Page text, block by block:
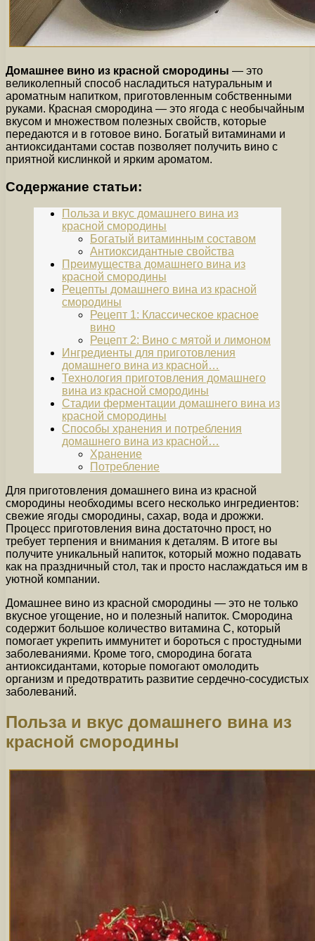
Домашнее вино из красной смородины — это
великолепный способ насладиться натуральным и
ароматным напитком, приготовленным собственными
руками. Красная смородина — это ягода с необычайным
вкусом и множеством полезных свойств, которые
передаются и в готовое вино. Богатый витаминами и
антиоксидантами состав позволяет получить вино с
приятной кислинкой и ярким ароматом.
Содержание статьи:
Польза и вкус домашнего вина из
красной смородины
Богатый витаминным составом
Антиоксидантные свойства
Преимущества домашнего вина из
красной смородины
Рецепты домашнего вина из красной
смородины
Рецепт 1: Классическое красное
вино
Рецепт 2: Вино с мятой и лимоном
Ингредиенты для приготовления
домашнего вина из красной…
Технология приготовления домашнего
вина из красной смородины
Стадии ферментации домашнего вина из
красной смородины
Способы хранения и потребления
домашнего вина из красной…
Хранение
Потребление
Для приготовления домашнего вина из красной
смородины необходимы всего несколько ингредиентов:
свежие ягоды смородины, сахар, вода и дрожжи.
Процесс приготовления вина достаточно прост, но
требует терпения и внимания к деталям. В итоге вы
получите уникальный напиток, который можно подавать
как на праздничный стол, так и просто наслаждаться им в
уютной компании.
Домашнее вино из красной смородины — это не только
вкусное угощение, но и полезный напиток. Смородина
содержит большое количество витамина С, который
помогает укрепить иммунитет и бороться с простудными
заболеваниями. Кроме того, смородина богата
антиоксидантами, которые помогают омолодить
организм и предотвратить развитие сердечно-сосудистых
заболеваний.
Польза и вкус домашнего вина из
красной смородины